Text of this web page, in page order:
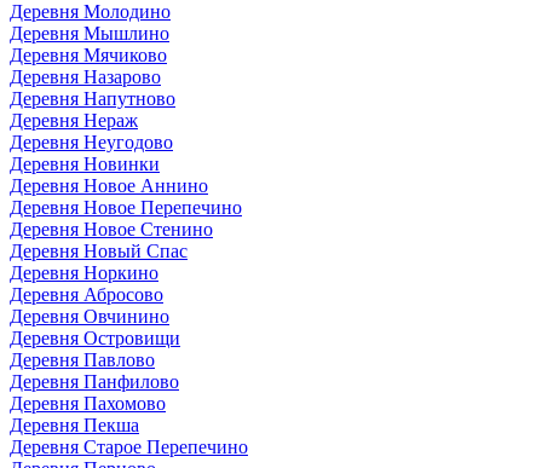
Деревня Молодино
Деревня Мышлино
Деревня Мячиково
Деревня Назарово
Деревня Напутново
Деревня Нераж
Деревня Неугодово
Деревня Новинки
Деревня Новое Аннино
Деревня Новое Перепечино
Деревня Новое Стенино
Деревня Новый Спас
Деревня Норкино
Деревня Абросово
Деревня Овчинино
Деревня Островищи
Деревня Павлово
Деревня Панфилово
Деревня Пахомово
Деревня Пекша
Деревня Старое Перепечино